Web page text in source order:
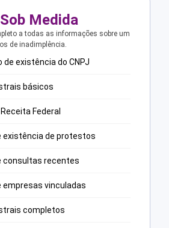
Medida
a todas as informações sobre um
de inadimplência.
de existência do CNPJ
básicos
Federal
existência de protestos
consultas recentes
empresas vinculadas
completos